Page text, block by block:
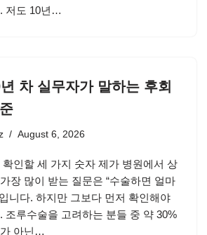
저도 10년…
차 실무자가 말하는 후회
August 6, 2026
인할 세 가지 숫자 제가 병원에서 상
장 많이 받는 질문은 “수술하면 얼마
니다. 하지만 그보다 먼저 확인해야
조루수술을 고려하는 분들 중 약 30%
아닌…